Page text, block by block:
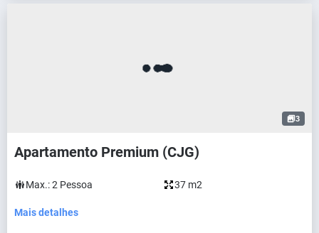
3
Apartamento Premium (CJG)
Max.:2 Pessoa 37 m2
Mais detalhes